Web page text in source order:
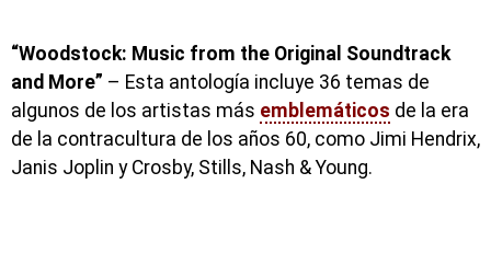
“Woodstock: Music from the Original Soundtrack
and More” – Esta antología incluye 36 temas de
algunos de los artistas más emblemáticos de la era
de la contracultura de los años 60, como Jimi Hendrix,
Janis Joplin y Crosby, Stills, Nash & Young.